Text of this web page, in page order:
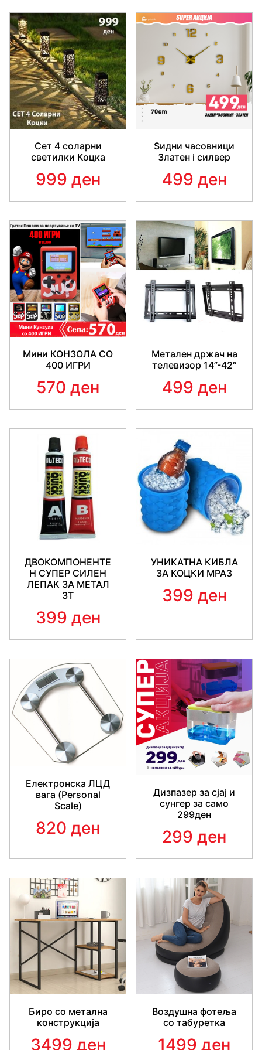
family: &quot;Segoe UI Historic&quot;, &quot;Segoe
UI&quot;, Helvetica, Arial, sans-serif; color: rgb(5, 5,
5); font-size: 15px;"><div dir="auto" style="font-
family: inherit;">Материјал: алуминиумска
фолија</div></div>
Сет 4 соларни
светилки Коцка
999 ден
Ѕидни часовници
Златен i силвер
499 ден
Мини КОНЗОЛА СО
400 ИГРИ
570 ден
Метален држач на
телевизор 14”-42″
499 ден
ДВОКОМПОНЕНТЕ
Н СУПЕР СИЛЕН
ЛЕПАК ЗА МЕТАЛ
3Т
399 ден
УНИКАТНА КИБЛА
ЗА КОЦКИ МРАЗ
399 ден
Електронска ЛЦД
вага (Personal
Scale)
820 ден
Дизпазер за сјај и
сунгер за само
299ден
299 ден
Биро со метална
конструкција
3499 ден
Воздушна фотеља
со табуретка
1499 ден